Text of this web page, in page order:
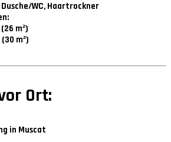
WC, Haartrockner
(26 m²)
(30 m²)
Ort:
in Muscat